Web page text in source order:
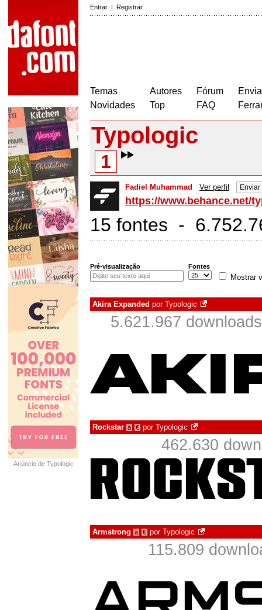
Entrar | Registrar
Temas
Novidades
Autores
Top
Fórum
FAQ
Anúncio de Typologic
Typologic
1
Fadiel Muhammad Ver perfil
https://www.behance.net/
15 fontes -
Pré-visualização Fontes
Mostrar
Akira Expanded por Typologic
5.621.967
Rockstar à € por Typologic
462.630
Armstrong à € por Typologic
115.809